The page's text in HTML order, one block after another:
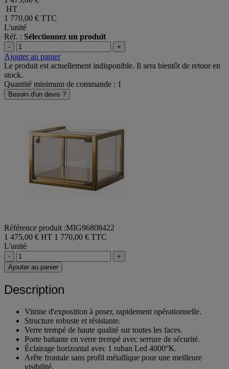
HT
1 770,00 € TTC
L'unité
Réf. : Sélectionnez un produit
- +
Ajouter au panier
Le produit est actuellement indisponible. Il sera bientôt de retour en
stock.
Quantité minimum de commande : 1
Besoin d'un devis ?
Référence produit :MIG96808422
1 475,00 € HT 1 770,00 € TTC
L'unité
-
+
Ajouter au panier
Description
Vitrine d'exposition à poser, rapidement opérationnelle.
Structure robuste et résistante.
Verre trempé de haute qualité sur toutes les faces.
Porte battante en verre trempé avec serrure de sécurité.
Éclairage horizontal avec 1 ruban Led 4000°K.
Arête frontale sans profil métallique pour une meilleure
visibilité.